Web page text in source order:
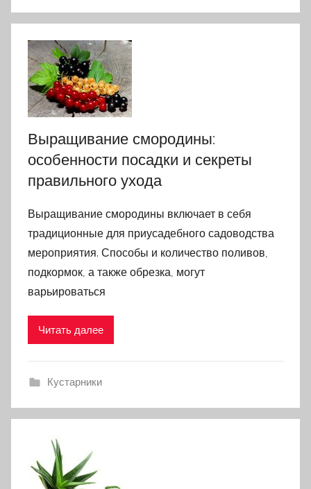
Выращивание смородины:
особенности посадки и секреты
правильного ухода
Выращивание смородины включает в себя
традиционные для приусадебного садоводства
мероприятия. Способы и количество поливов,
подкормок, а также обрезка, могут
варьироваться
Читать далее
Кустарники